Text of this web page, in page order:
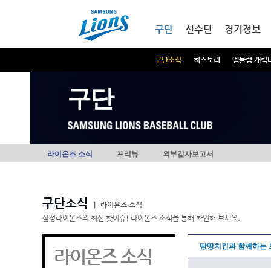
구단
구단소식 히스토리 엠블럼 캐릭
선수단 경기정보
구단
라이온즈 소식 프리뷰 외부감사보고서
구단소식
라이온즈 소식
삼성라이온즈의 최신 핫이슈! 라이온즈 소식을 통해 확인해 보세요.
라이온즈 소식 땅땅치킨과 함께하는